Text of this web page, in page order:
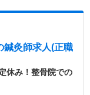
鍼灸師求人(正職
休み！整骨院での